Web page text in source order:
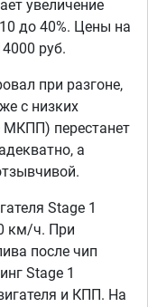
увеличение
до 40%. Цены на
руб.
при разгоне,
с низких
МКПП) перестанет
а
Stage 1
км/ч. При
после чип
Stage 1
и КПП. На